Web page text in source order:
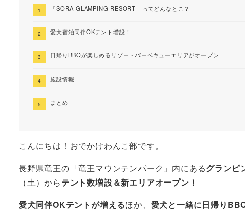
「SORA GLAMPING RESORT」ってどんなとこ？
愛犬宿泊同伴OKテント増設！
日帰りBBQが楽しめるリゾートバーベキューエリアがオープン
施設情報
まとめ
こんにちは！おでかけわんこ部です。
長野県竜王の「竜王マウンテンパーク」内にあるグランピ
（土）からテント数増設＆新エリアオープン！
愛犬同伴OKテントが増えるほか、 愛犬と一緒に日帰り